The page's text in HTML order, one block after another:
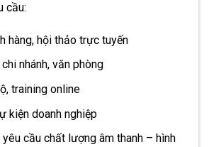
cầu:
hàng, hội thảo trực tuyến
nhánh, văn phòng
training online
kiện doanh nghiệp
cầu chất lượng âm thanh – hình